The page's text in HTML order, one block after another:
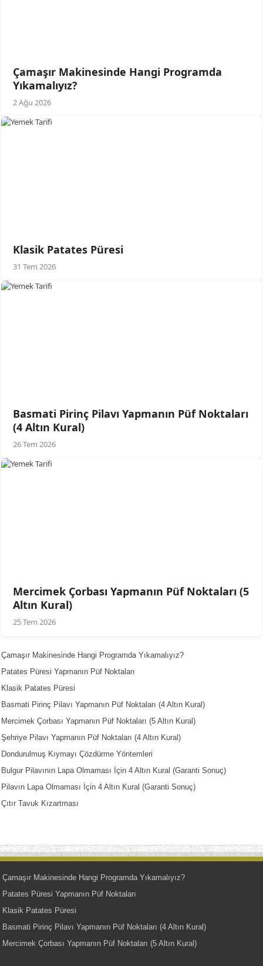
Çamaşır Makinesinde Hangi Programda
Yıkamalıyız?
2 Ağu 2026
Klasik Patates Püresi
31 Tem 2026
Basmati Pirinç Pilavı Yapmanın Püf Noktaları
(4 Altın Kural)
26 Tem 2026
Mercimek Çorbası Yapmanın Püf Noktaları (5
Altın Kural)
25 Tem 2026
Çamaşır Makinesinde Hangi Programda Yıkamalıyız?
Patates Püresi Yapmanın Püf Noktaları
Klasik Patates Püresi
Basmati Pirinç Pilavı Yapmanın Püf Noktaları (4 Altın Kural)
Mercimek Çorbası Yapmanın Püf Noktaları (5 Altın Kural)
Şehriye Pilavı Yapmanın Püf Noktaları (4 Altın Kural)
Dondurulmuş Kıymayı Çözdürme Yöntemleri
Bulgur Pilavının Lapa Olmaması İçin 4 Altın Kural (Garanti Sonuç)
Pilavın Lapa Olmaması İçin 4 Altın Kural (Garanti Sonuç)
Çıtır Tavuk Kızartması
Çamaşır Makinesinde Hangi Programda Yıkamalıyız?
Patates Püresi Yapmanın Püf Noktaları
Klasik Patates Püresi
Basmati Pirinç Pilavı Yapmanın Püf Noktaları (4 Altın Kural)
Mercimek Çorbası Yapmanın Püf Noktaları (5 Altın Kural)